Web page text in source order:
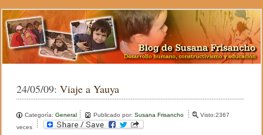
24/05/09:Viaje a Yauya
Categoría:General Publicado por:Susana Frisancho
Visto:2367
veces